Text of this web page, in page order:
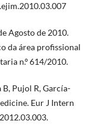
Agosto de 2010.
da área profissional
n.º 614/2010.
Pujol R, García-
Eur J Intern